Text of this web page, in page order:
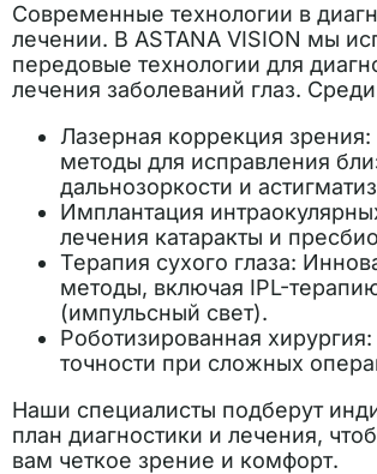
Современные технологии в
лечении. В ASTANA VISION мы
передовые технологии для
лечения заболеваний глаз.
Лазерная коррекция
методы для исправления
дальнозоркости и
Имплантация
лечения катаракты и
Терапия сухого глаза:
методы, включая IPL-
(импульсный свет).
Роботизированная
точности при сложных
Наши специалисты подберут
план диагностики и лечения,
вам четкое зрение и комфорт.